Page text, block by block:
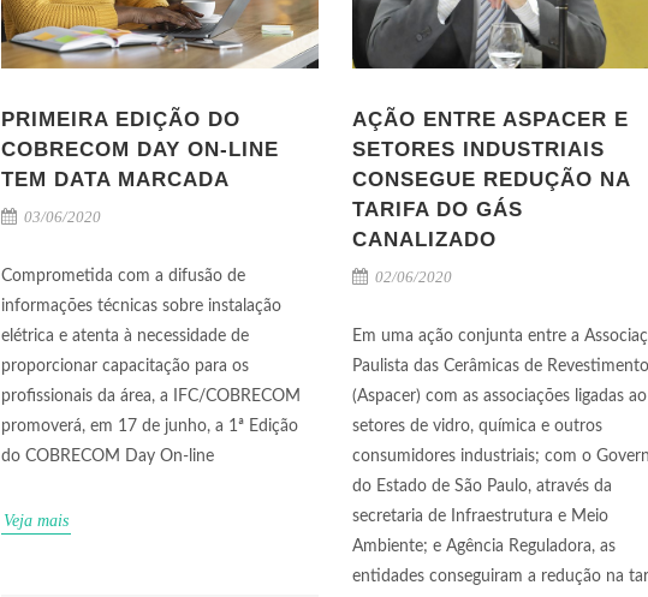
PRIMEIRA EDIÇÃO DO
COBRECOM DAY ON-LINE
TEM DATA MARCADA
03/06/2020
Comprometida com a difusão de
informações técnicas sobre instalação
elétrica e atenta à necessidade de
proporcionar capacitação para os
profissionais da área, a IFC/COBRECOM
promoverá, em 17 de junho, a 1ª Edição
do COBRECOM Day On-line
Veja mais
AÇÃO ENTRE ASPACER E
SETORES INDUSTRIAIS
CONSEGUE REDUÇÃO NA
TARIFA DO GÁS
CANALIZADO
02/06/2020
Em uma ação conjunta entre a
Paulista das Cerâmicas de Revestimento
(Aspacer) com as associações ligadas ao
setores de vidro, química e outros
consumidores industriais; com o
do Estado de São Paulo, através da
secretaria de Infraestrutura e Meio
Ambiente; e Agência Reguladora, as
entidades conseguiram a redução na